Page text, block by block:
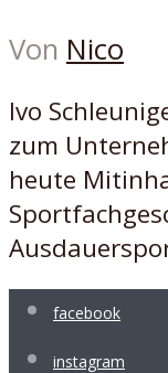
Von Nico
Ivo
zum
heute
facebook
instagram